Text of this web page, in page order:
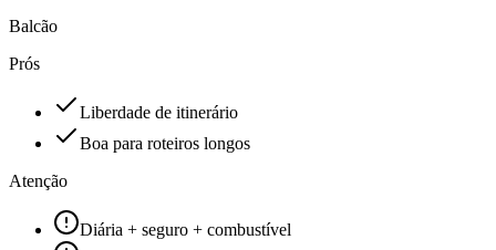
Balcão
Prós
Liberdade de itinerário
Boa para roteiros longos
Atenção
Diária + seguro + combustível